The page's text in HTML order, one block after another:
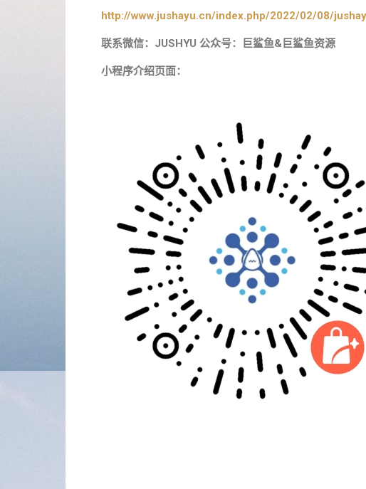
http://www.jushayu.cn/index.php/2022/02/08/
联系微信：JUSHYU 公众号：巨鲨鱼&巨鲨鱼资源
小程序介绍页面：